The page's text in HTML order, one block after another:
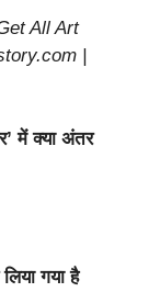
All Art
|
में क्या अंतर
गया है